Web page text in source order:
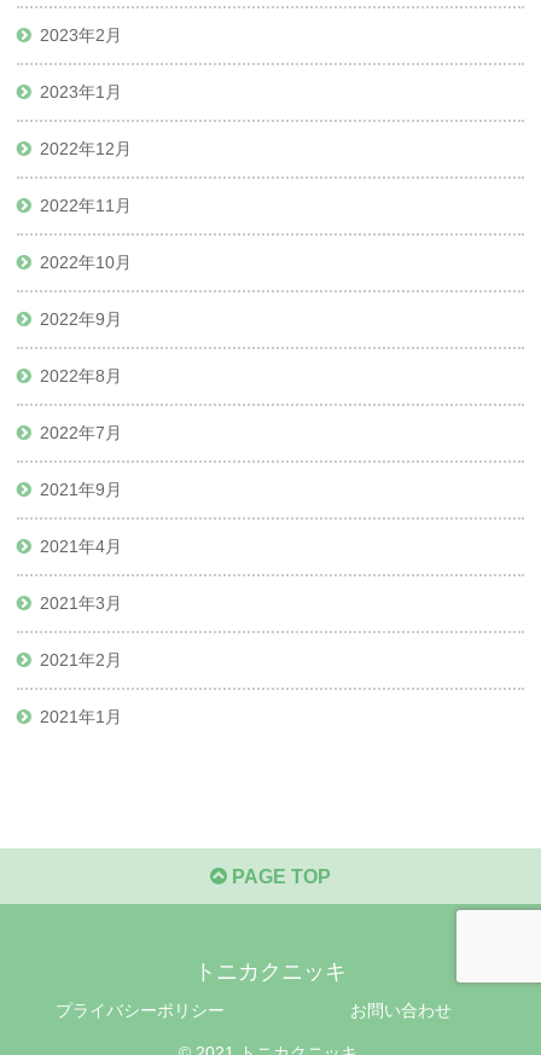
2023年2月
2023年1月
2022年12月
2022年11月
2022年10月
2022年9月
2022年8月
2022年7月
2021年9月
2021年4月
2021年3月
2021年2月
2021年1月
PAGE TOP
トニカクニッキ
プライバシーポリシー お問い合わせ